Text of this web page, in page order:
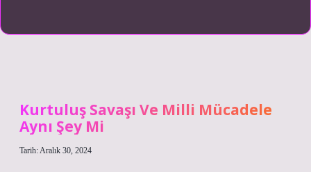
Kurtuluş Savaşı Ve Milli Mücadele
Aynı Şey Mi
Tarih: Aralık 30, 2024